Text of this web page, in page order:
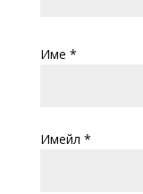
Име *
Имейл *